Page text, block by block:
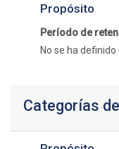
Propósito
Período de
No se ha
Categorías